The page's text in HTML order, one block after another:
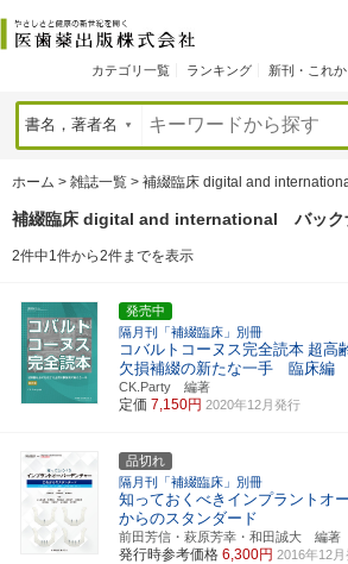
カテゴリ一覧 ランキング 新刊・これ
ホーム > 雑誌一覧 > 補綴臨床 digital and
補綴臨床 digital and international バック
2件中1件から2件までを表示
発売中
隔月刊「補綴臨床」別冊
コバルトコーヌス完全読本 超高
欠損補綴の新たな一手 臨床編
CK.Party 編著
定価 7,150円 2020年12月発行
品切れ
隔月刊「補綴臨床」別冊
知っておくべきインプラントオ
からのスタンダード
前田芳信・萩原芳幸・和田誠大 編著
発行時参考価格 6,300円 2016年12